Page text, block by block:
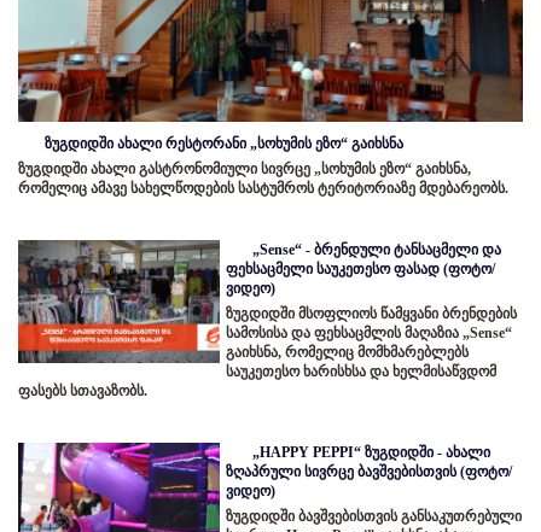
ზუგდიდში ახალი რესტორანი „სოხუმის ეზო“ გაიხსნა
ზუგდიდში ახალი გასტრონომიული სივრცე „სოხუმის ეზო“ გაიხსნა,
რომელიც ამავე სახელწოდების სასტუმროს ტერიტორიაზე მდებარეობს.
„Sense“ - ბრენდული ტანსაცმელი და
ფეხსაცმელი საუკეთესო ფასად (ფოტო/
ვიდეო)
ზუგდიდში მსოფლიოს წამყვანი ბრენდების
სამოსისა და ფეხსაცმლის მაღაზია „Sense“
გაიხსნა, რომელიც მომხმარებლებს
საუკეთესო ხარისხსა და ხელმისაწვდომ
ფასებს სთავაზობს.
„HAPPY PEPPI“ ზუგდიდში - ახალი
ზღაპრული სივრცე ბავშვებისთვის (ფოტო/
ვიდეო)
ზუგდიდში ბავშვებისთვის განსაკუთრებული